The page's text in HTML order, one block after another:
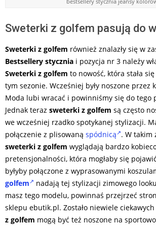
Sweterki z golfem pasują do
Sweterki z golfem również znalazły się w
Bestsellery stycznia i pozycja nr 3 należy
Sweterki z golfem to nowość, która stała
tym sezonie. Wcześniej były noszone przez
Moda lubi wracać i powinniśmy się do tego
Jednak teraz sweterki z golfem są często
we wcześniej rzadko spotykanej stylizacji.
połączenie z plisowaną spódnicą . W takim
sweterki z golfem wyglądają bardzo
pretensjonalności, która mogłaby się
byłyby połączone z wyprasowanymi
golfem
nadają tej stylizacji zimowego
masz tego modelu, powinnaś przejrzeć
sklepu ebutik.pl. Zostało niewiele
z golfem mogą być też noszone na